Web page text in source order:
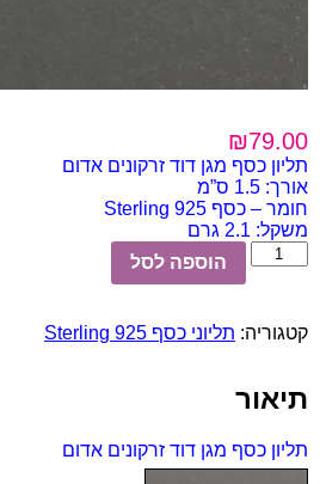
₪79.00
תליון כסף מגן דוד זרקונים אדום
אורך: 1.5 ס”מ
חומר – כסף 925 Sterling
משקל: 2.1 גרם
כמות
של
מגן
אדום
הוספה לסל
קטגוריה: תליוני כסף 925 Sterling
תיאור
תליון כסף מגן דוד זרקונים אדום